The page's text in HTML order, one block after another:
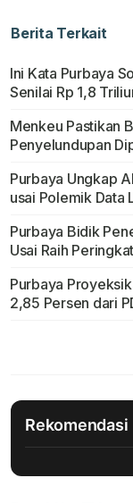
Berita Terkait
Ini Kata Purbaya
Senilai Rp 1,8
Menkeu Pastikan
Penyelundupan
Purbaya Ungkap
usai Polemik Data
Purbaya Bidik
Usai Raih
Purbaya
2,85 Persen dari
Rekomendasi